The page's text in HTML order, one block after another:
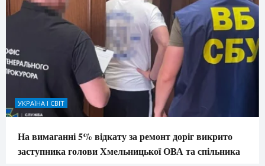
УКРАЇНА І СВІТ
На вимаганні 5% відкату за ремонт доріг викрито
заступника голови Хмельницької ОВА та спільника